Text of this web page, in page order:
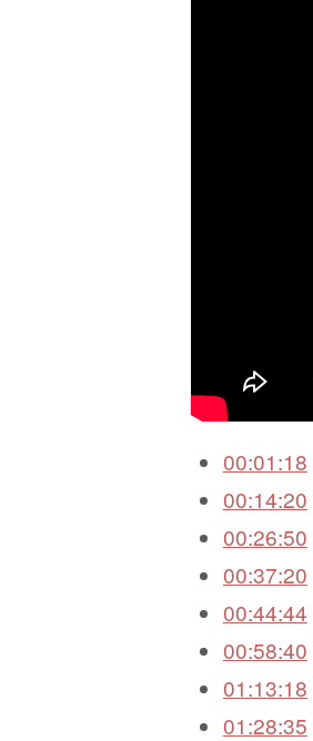
00:01:18
00:14:20
00:26:50
00:37:20
00:44:44
00:58:40
01:13:18
01:28:35